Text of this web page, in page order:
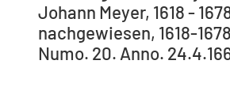
Johann Meyer, 1618 -
nachgewiesen, 1618-
Numo. 20. Anno.